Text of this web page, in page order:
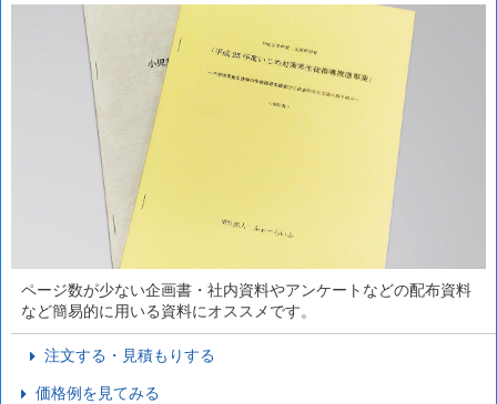
ページ数が少ない企画書・社内資料やアンケートなどの配布資料
など簡易的に用いる資料にオススメです。
注文する・見積もりする
価格例を見てみる